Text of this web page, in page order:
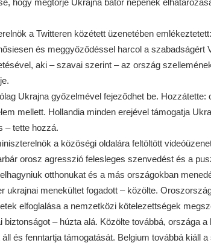
a Twitteren közétett üzenetében
és meggyőződéssel harcol a szabadságért
aki – szavai szerint – az ország
Ukrajna győzelmével fejeződhet be. Hozzátette:
mellett. Hollandia minden erejével támogatja
– tette hozzá.
a közöségi oldalára feltöltött
orosz agresszió felesleges szenvedést és a
otthonukat és a más országokban
ukrajnai menekültet fogadott – közölte.
elfoglalása a nemzetközi kötelezettségek
biztonságot – húzta alá. Közölte továbbá, országa a
és fenntartja támogatását. Belgium továbbá kiáll